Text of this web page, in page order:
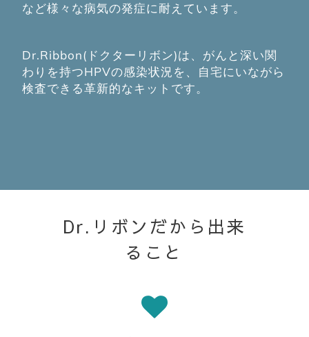
など様々な病気の発症に耐えています。
Dr.Ribbon(ドクターリボン)は、がんと深い関
わりを持つHPVの感染状況を、自宅にいながら
検査できる革新的なキットです。
Dr.リボンだから出来
ること